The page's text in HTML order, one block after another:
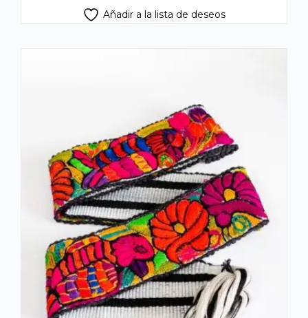
Añadir a la lista de deseos